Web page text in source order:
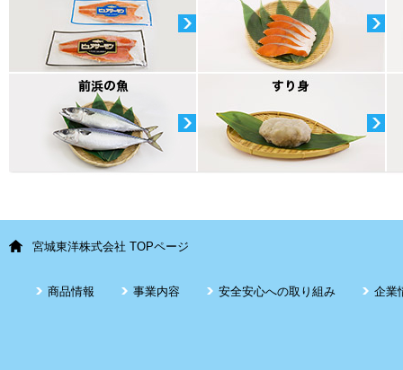
宮城東洋株式会社 TOPページ
商品情報 事業内容 安全安心への取り組み 企業